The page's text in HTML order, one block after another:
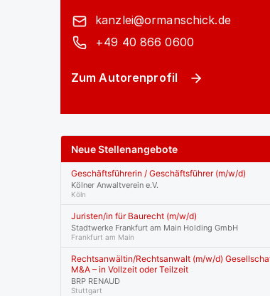
kanzlei@ormanschick.de
+49 40 866 0600
Zum Autorenprofil